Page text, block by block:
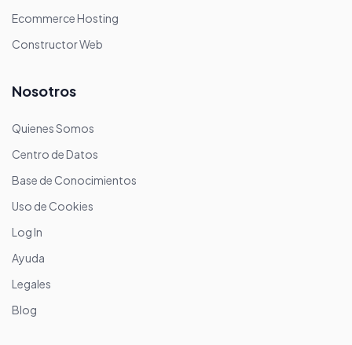
Ecommerce Hosting
Constructor Web
Nosotros
Quienes Somos
Centro de Datos
Base de Conocimientos
Uso de Cookies
Log In
Ayuda
Legales
Blog